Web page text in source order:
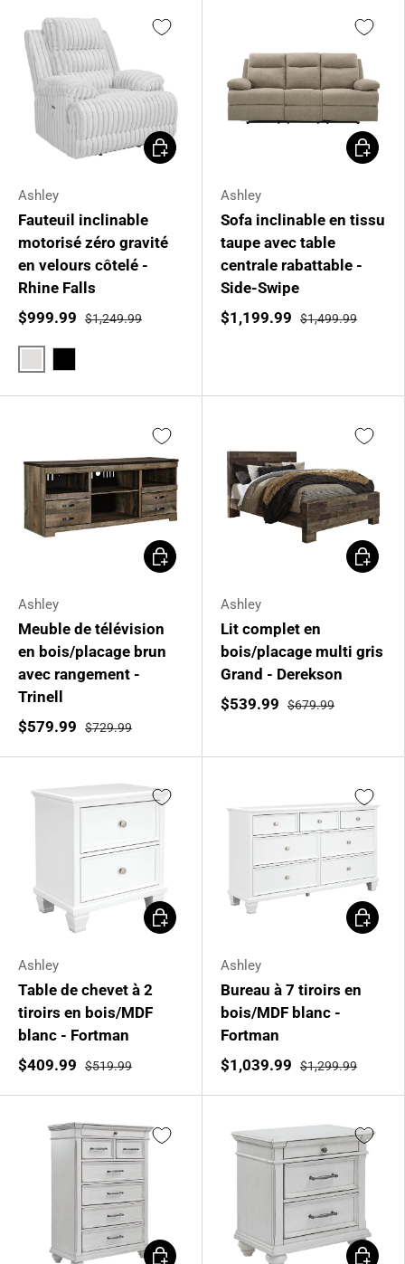
Ashley
Fauteuil inclinable
motorisé zéro gravité
en velours côtelé -
Rhine Falls
$999.99
$1,249.99
Gris pâle
Choisir les options
Ashley
Sofa inclinable en tissu
taupe avec table
centrale rabattable -
Side-Swipe
$1,199.99
$1,499.99
Ajouter
Ashley
Meuble de télévision
en bois/placage brun
avec rangement -
Trinell
$579.99
$729.99
Ajouter au panier
Ashley
Lit complet en
bois/placage multi gris
Grand - Derekson
$539.99
$679.99
Ajouter
Ashley
Table de chevet à 2
tiroirs en bois/MDF
blanc - Fortman
$409.99
$519.99
Ajouter au panier
Ashley
Bureau à 7 tiroirs en
bois/MDF blanc -
Fortman
$1,039.99
$1,299.99
Ajouter
Ajouter au panier Ajouter